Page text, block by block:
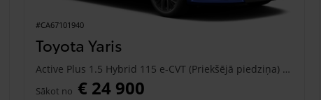
#CA67101940
Toyota Yaris
Active Plus 1.5 Hybrid 115 e-CVT (Priekšējā piedziņa) (68 kW)
Sākot no € 24 900